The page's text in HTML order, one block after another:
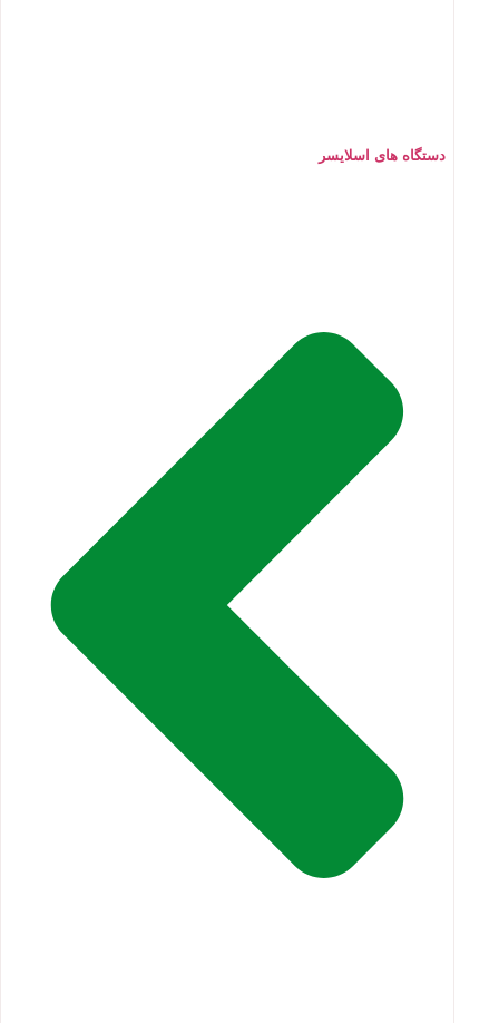
دستگاه های اسلایسر